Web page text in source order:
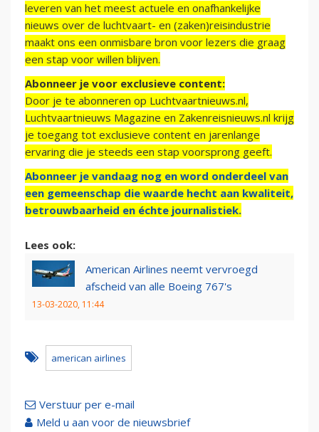
leveren van het meest actuele en onafhankelijke
nieuws over de luchtvaart- en (zaken)reisindustrie
maakt ons een onmisbare bron voor lezers die graag
een stap voor willen blijven.
Abonneer je voor exclusieve content:
Door je te abonneren op Luchtvaartnieuws.nl,
Luchtvaartnieuws Magazine en Zakenreisnieuws.nl krijg
je toegang tot exclusieve content en jarenlange
ervaring die je steeds een stap voorsprong geeft.
Abonneer je vandaag nog en word onderdeel van
een gemeenschap die waarde hecht aan kwaliteit,
betrouwbaarheid en échte journalistiek.
Lees ook:
American Airlines neemt vervroegd
afscheid van alle Boeing 767's
13-03-2020, 11:44
american airlines
Verstuur per e-mail
Meld u aan voor de nieuwsbrief